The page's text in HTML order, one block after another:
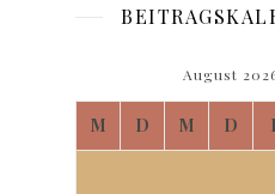
August
M D M D